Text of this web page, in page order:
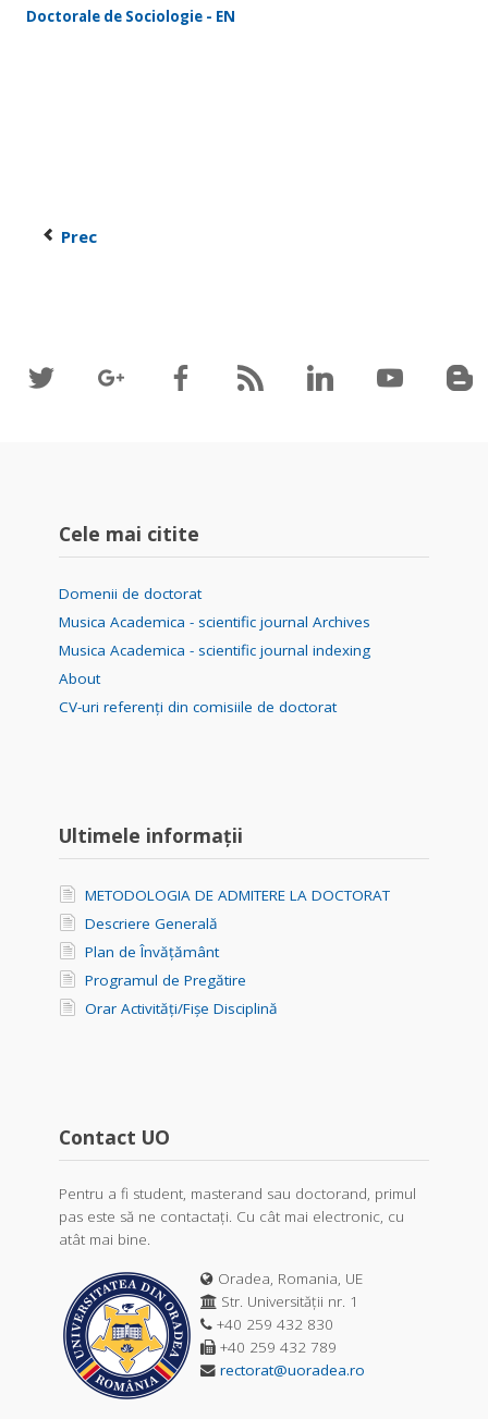
Doctorale de Sociologie - EN
Prec
Cele mai citite
Domenii de doctorat
Musica Academica - scientific journal Archives
Musica Academica - scientific journal indexing
About
CV-uri referenți din comisiile de doctorat
Ultimele informații
METODOLOGIA DE ADMITERE LA DOCTORAT
Descriere Generală
Plan de Învățământ
Programul de Pregătire
Orar Activități/Fișe Disciplină
Contact UO
Pentru a fi student, masterand sau doctorand, primul
pas este să ne contactați. Cu cât mai electronic, cu
atât mai bine.
Oradea, Romania, UE
Str. Universității nr. 1
+40 259 432 830
+40 259 432 789
rectorat@uoradea.ro